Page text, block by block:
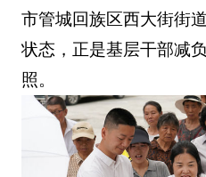
市管城回族区西大街街
状态，正是基层干部减
照。